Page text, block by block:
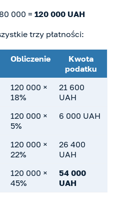
000 = 120 000 UAH
trzy płatności:
Obliczenie
Kwota
podatku
120 000 ×
18%
21 600
UAH
120 000 ×
5%
6 000 UAH
120 000 ×
22%
26 400
UAH
120 000 ×
45%
54 000
UAH